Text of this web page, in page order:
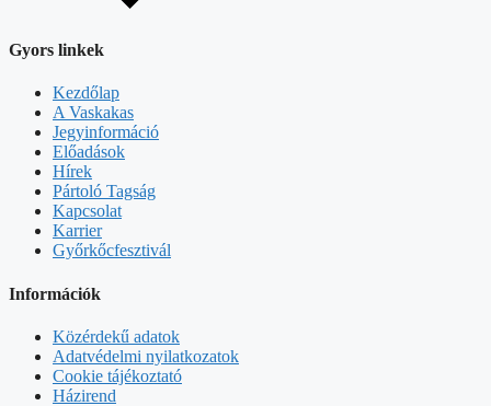
Gyors linkek
Kezdőlap
A Vaskakas
Jegyinformáció
Előadások
Hírek
Pártoló Tagság
Kapcsolat
Karrier
Győrkőcfesztivál
Információk
Közérdekű adatok
Adatvédelmi nyilatkozatok
Cookie tájékoztató
Házirend